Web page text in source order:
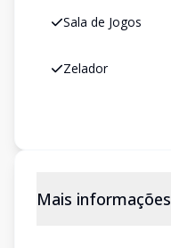
Sala de Jogos
Zelador
Mais informações